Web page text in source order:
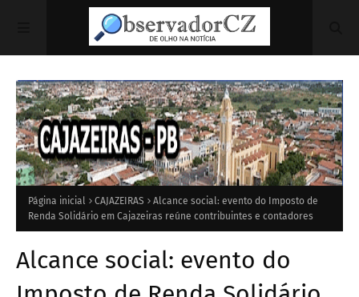
Página inicial CAJAZEIRAS
Alcance social: evento do Imposto de
Renda Solidário em Cajazeiras reúne contribuintes e contadores
Alcance social: evento do